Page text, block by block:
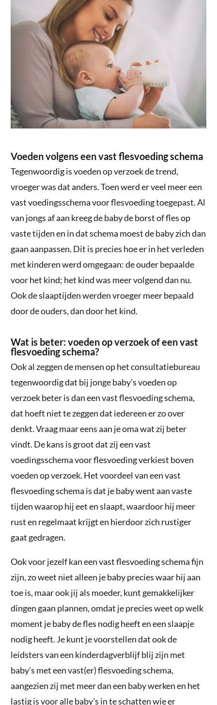
Voeden volgens een vast flesvoeding schema
Tegenwoordig is voeden op verzoek de trend,
vroeger was dat anders. Toen werd er veel meer een
vast voedingsschema voor flesvoeding toegepast. Al
van jongs af aan kreeg de baby de borst of fles op
vaste tijden en in dat schema moest de baby zich dan
gaan aanpassen. Dit is precies hoe er in het verleden
met kinderen werd omgegaan: de ouder bepaalde
voor het kind; het kind was meer volgend dan nu.
Ook de slaaptijden werden vroeger meer bepaald
door de ouders, dan door het kind.
Wat is beter: voeden op verzoek of een vast
flesvoeding schema?
Ook al zeggen de mensen op het consultatiebureau
tegenwoordig dat bij jonge baby’s voeden op
verzoek beter is dan een vast flesvoeding schema,
dat hoeft niet te zeggen dat iedereen er zo over
denkt. Vraag maar eens aan je oma wat zij beter
vindt. De kans is groot dat zij een vast
voedingsschema voor flesvoeding verkiest boven
voeden op verzoek. Het voordeel van een vast
flesvoeding schema is dat je baby went aan vaste
tijden waarop hij eet en slaapt, waardoor hij meer
rust en regelmaat krijgt en hierdoor zich rustiger
gaat gedragen.
Ook voor jezelf kan een vast flesvoeding schema fijn
zijn, zo weet niet alleen je baby precies waar hij aan
toe is, maar ook jij als moeder, kunt gemakkelijker
dingen gaan plannen, omdat je precies weet op welk
moment je baby de fles nodig heeft en een slaapje
nodig heeft. Je kunt je voorstellen dat ook de
leidsters van een kinderdagverblijf blij zijn met
baby’s met een vast(er) flesvoeding schema,
aangezien zij met meer dan een baby werken en het
lastig is voor alle baby’s in te schatten wie er